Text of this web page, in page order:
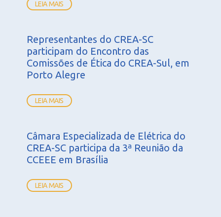
LEIA MAIS
Representantes do CREA-SC
participam do Encontro das
Comissões de Ética do CREA-Sul, em
Porto Alegre
LEIA MAIS
Câmara Especializada de Elétrica do
CREA-SC participa da 3ª Reunião da
CCEEE em Brasília
LEIA MAIS